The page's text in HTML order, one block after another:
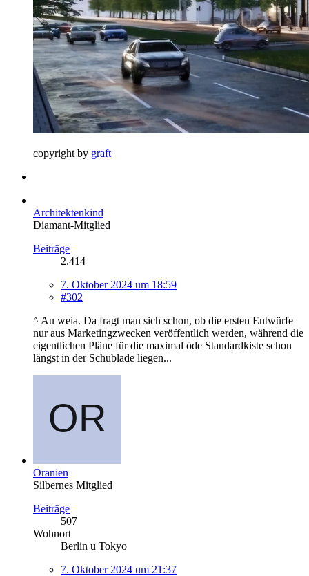
copyright by graft
Architektenkind
Diamant-Mitglied
Beiträge
2.414
7. Oktober 2024 um 18:59
#302
^ Au weia. Da fragt man sich schon, ob die ersten Entwürfe
nur aus Marketingzwecken veröffentlich werden, während die
eigentlichen Pläne für die maximal öde Standardkiste schon
längst in der Schublade liegen...
Oranien
Silbernes Mitglied
Beiträge
507
Wohnort
Berlin u Tokyo
7. Oktober 2024 um 21:37